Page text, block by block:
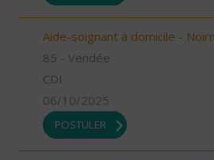
Aide-soignant à domicile -
85 - Vendée
CDI
06/10/2025
POSTULER